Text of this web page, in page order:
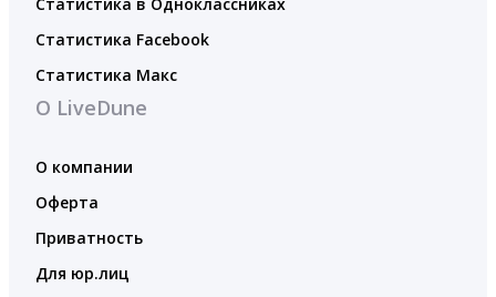
Статистика Facebook
Статистика Макс
О LiveDune
О компании
Оферта
Приватность
Для юр.лиц